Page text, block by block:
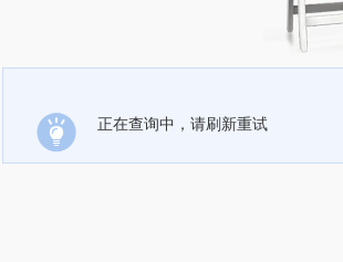
正在查询中，请刷新重试